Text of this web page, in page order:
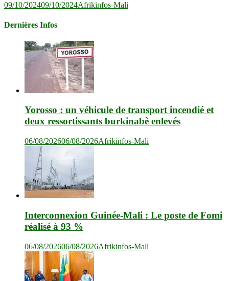
09/10/202409/10/2024Afrikinfos-Mali
Dernières Infos
Yorosso : un véhicule de transport incendié et
deux ressortissants burkinabè enlevés
06/08/202606/08/2026Afrikinfos-Mali
Interconnexion Guinée-Mali : Le poste de Fomi
réalisé à 93 %
06/08/202606/08/2026Afrikinfos-Mali